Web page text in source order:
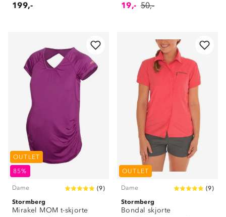
199,- 19,- 50,-
OUTLET
85%
Dame (9)
Stormberg
Mirakel MOM t-skjorte
OUTLET
Dame (9)
Stormberg
Bondal skjorte